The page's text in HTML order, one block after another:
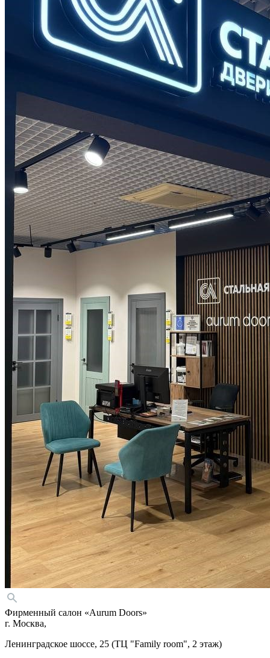
Фирменный салон «Aurum Doors»
г. Москва,
Ленинградское шоссе, 25 (ТЦ "Family room", 2 этаж)